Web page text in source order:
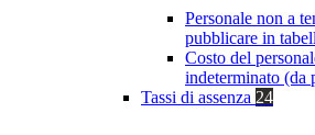
Personale non a
pubblicare in
Costo del
indeterminato (da
Tassi di assenza 24